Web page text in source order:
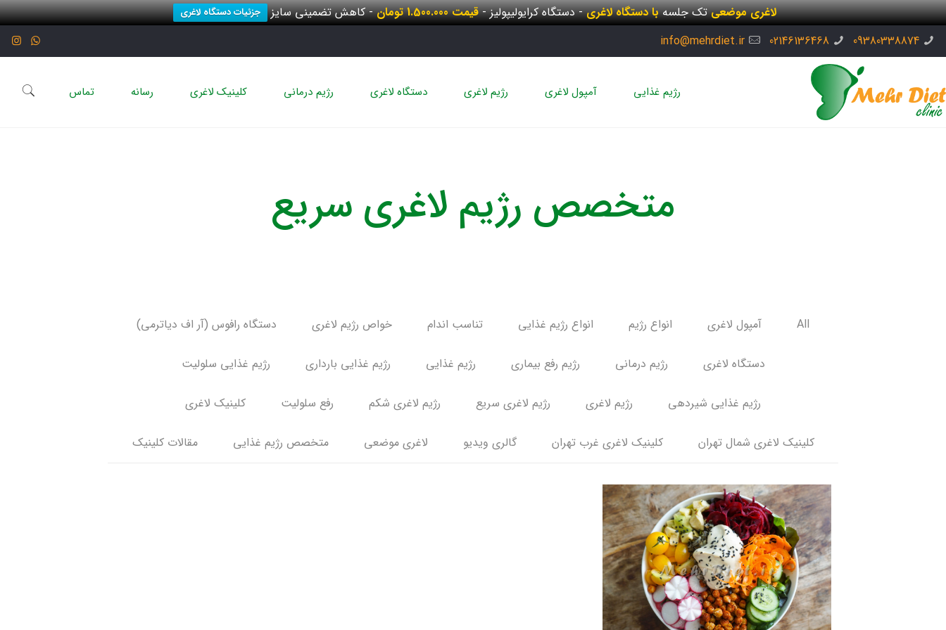
لاغری موضعیتک جلسهبا دستگاه لاغری- دستگاه کرایولیپولیز -قیمت 1.500.000 تومان - کاهش تضمینی سایز جزئیات دستگاه لاغری
09380338874
02146136468
info@mehrdiet.ir
رژیم غذایی آمپول لاغری رژیم لاغری دستگاه لاغری رژیم درمانی کلینیک لاغری رسانه تماس
متخصص رژیم لاغری سریع
All آمپول لاغری انواع رژیم انواع رژیم غذایی تناسب اندام خواص رژیم لاغری دستگاه رافوس (آر اف دیاترمی)
دستگاه لاغری رژیم درمانی رژیم رفع بیماری رژیم غذایی رژیم غذایی بارداری رژیم غذایی سلولیت
رژیم غذایی شیردهی رژیم لاغری رژیم لاغری سریع رژیم لاغری شکم رفع سلولیت کلینیک لاغری
کلینیک لاغری شمال تهران کلینیک لاغری غرب تهران گالری ویدیو لاغری موضعی متخصص رژیم غذایی مقالات کلینیک